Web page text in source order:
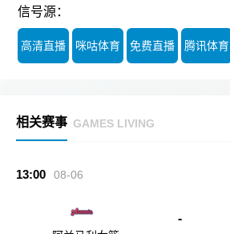
信号源：
高清直播 咪咕体育 免费直播 腾讯体育
相关赛事 GAMES LIVING
13:00 08-06
-